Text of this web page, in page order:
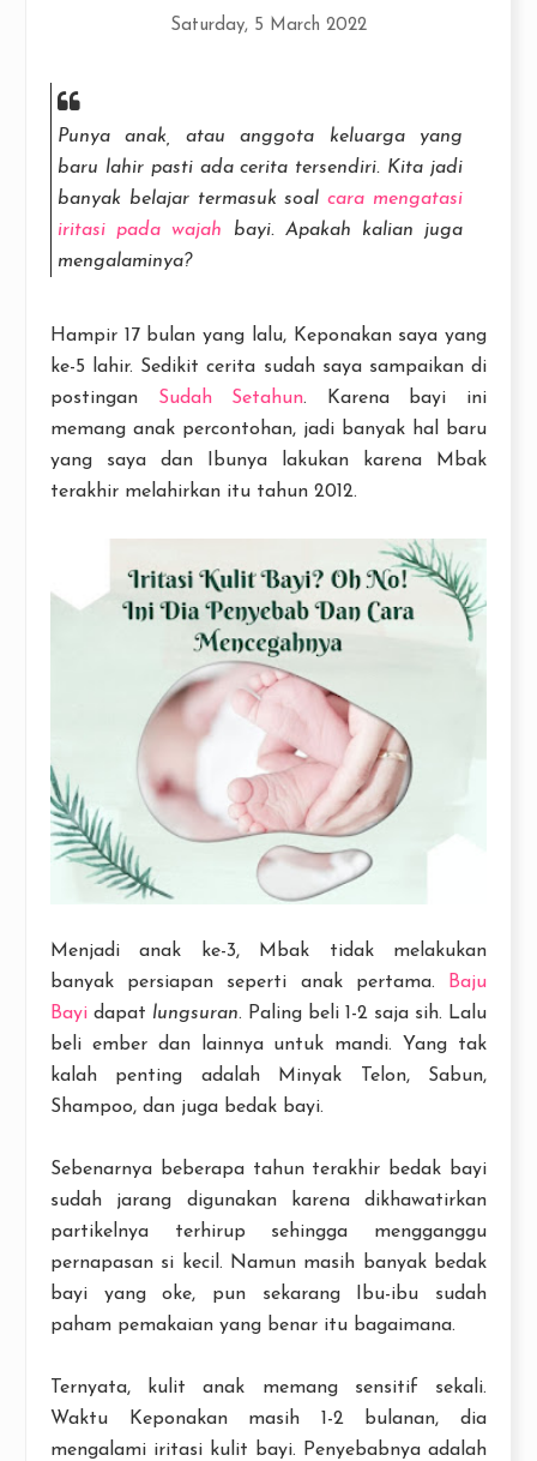
Saturday, 5 March 2022
Punya anak, atau anggota keluarga yang
baru lahir pasti ada cerita tersendiri. Kita jadi
banyak belajar termasuk soalcara mengatasi
iritasi pada wajah bayi. Apakah kalian juga
mengalaminya?
Hampir 17 bulan yang lalu, Keponakan saya yang
ke-5 lahir. Sedikit cerita sudah saya sampaikan di
postingan Sudah Setahun. Karena bayi ini
memang anak percontohan, jadi banyak hal baru
yang saya dan Ibunya lakukan karena Mbak
terakhir melahirkan itu tahun 2012.
Menjadi anak ke-3, Mbak tidak melakukan
banyak persiapan seperti anak pertama.
Baju
Bayi dapat lungsuran. Paling beli 1-2 saja sih. Lalu
beli ember dan lainnya untuk mandi. Yang tak
kalah penting adalah Minyak Telon, Sabun,
Shampoo, dan juga bedak bayi.
Sebenarnya beberapa tahun terakhir bedak bayi
sudah jarang digunakan karena dikhawatirkan
partikelnya terhirup sehingga mengganggu
pernapasan si kecil. Namun masih banyak bedak
bayi yang oke, pun sekarang Ibu-ibu sudah
paham pemakaian yang benar itu bagaimana.
Ternyata, kulit anak memang sensitif sekali.
Waktu Keponakan masih 1-2 bulanan, dia
mengalami iritasi kulit bayi. Penyebabnya adalah